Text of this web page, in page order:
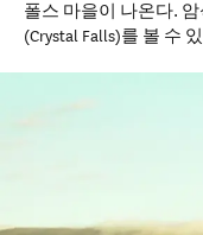
폴스 마을이 나온다.
(Crystal Falls)를 볼 수